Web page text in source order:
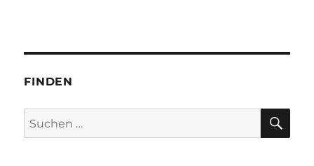
FINDEN
Suchen
nach: